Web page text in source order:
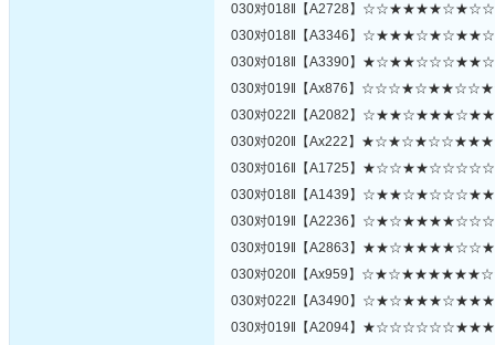
030对018‖【A2728】
030对018‖【A3346】
030对018‖【A3390】
030对019‖【Ax876】
030对022‖【A2082】
030对020‖【Ax222】
030对016‖【A1725】
030对018‖【A1439】
030对019‖【A2236】
030对019‖【A2863】
030对020‖【Ax959】
030对022‖【A3490】
030对019‖【A2094】